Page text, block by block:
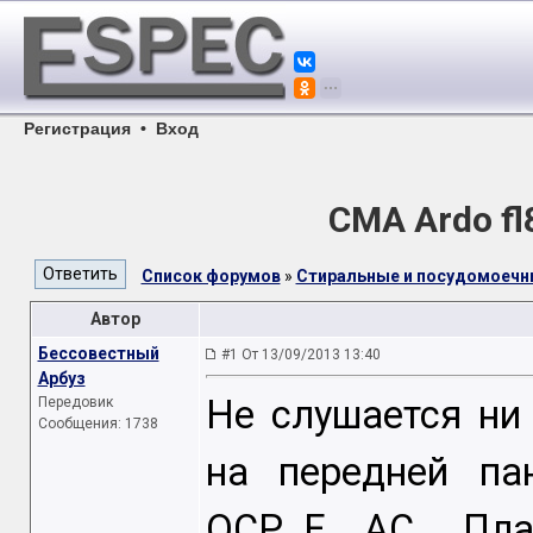
Регистрация • Вход
СМА Ardo
Список форумов» Стиральные и
Автор
Бессовестный
Арбуз
Передовик
Сообщения: 1738
#1 От 13/09/2013 13:40
Не слушается
на передней